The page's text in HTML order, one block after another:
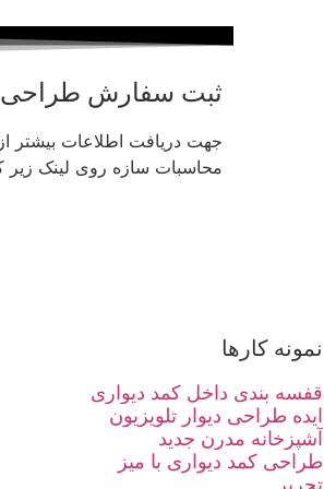
ثبت سفارش طراحی
جهت دریافت اطلاعات
محاسبات سازه روی لینک زیر
نمونه کارها
قفسه بندی داخل کمد دیواری
ایده طراحی دیوار تلویزیون
آشپزخانه مدرن جدید
طراحی کمد دیواری با میز
تحریر